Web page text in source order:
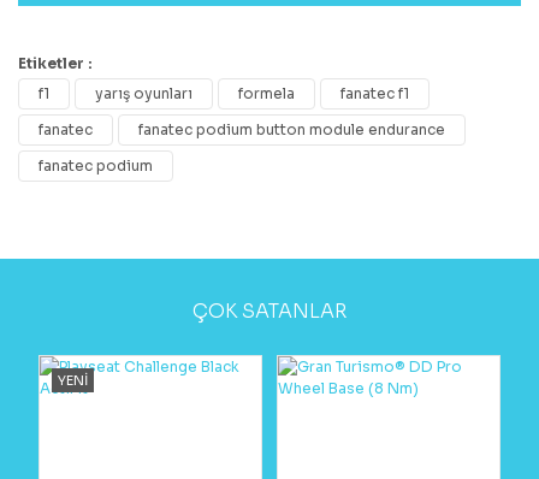
Etiketler :
f1
yarış oyunları formela
fanatec f1
fanatec
fanatec podium button module endurance
fanatec podium
ÇOK SATANLAR
YENİ